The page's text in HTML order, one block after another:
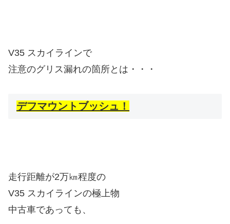
V35 スカイラインで
注意のグリス漏れの箇所とは・・・
デフマウントブッシュ！
走行距離が2万㎞程度の
V35 スカイラインの極上物
中古車であっても、